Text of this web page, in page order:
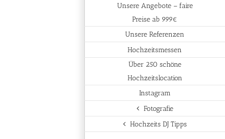
Unsere Angebote – faire
Preise ab 999€
Unsere Referenzen
Hochzeitsmessen
Über 250 schöne
Hochzeitslocation
Instagram
Fotografie
Hochzeits DJ Tipps